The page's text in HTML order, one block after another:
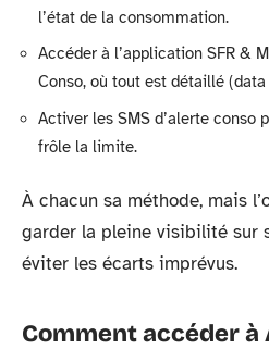
l’état de la consommation.
Accéder à l’application SFR &
Conso, où tout est détaillé
Activer les SMS d’alerte conso
frôle la limite.
À chacun sa méthode, mais
garder la pleine visibilité sur
éviter les écarts imprévus.
Comment accéder